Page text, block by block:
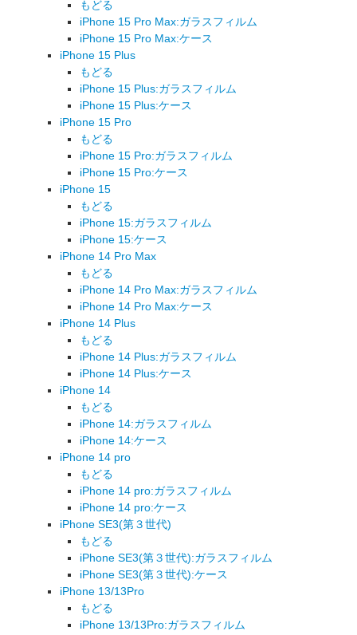
もどる
iPhone 15 Pro Max:ガラスフィルム
iPhone 15 Pro Max:ケース
iPhone 15 Plus
もどる
iPhone 15 Plus:ガラスフィルム
iPhone 15 Plus:ケース
iPhone 15 Pro
もどる
iPhone 15 Pro:ガラスフィルム
iPhone 15 Pro:ケース
iPhone 15
もどる
iPhone 15:ガラスフィルム
iPhone 15:ケース
iPhone 14 Pro Max
もどる
iPhone 14 Pro Max:ガラスフィルム
iPhone 14 Pro Max:ケース
iPhone 14 Plus
もどる
iPhone 14 Plus:ガラスフィルム
iPhone 14 Plus:ケース
iPhone 14
もどる
iPhone 14:ガラスフィルム
iPhone 14:ケース
iPhone 14 pro
もどる
iPhone 14 pro:ガラスフィルム
iPhone 14 pro:ケース
iPhone SE3(第３世代)
もどる
iPhone SE3(第３世代):ガラスフィルム
iPhone SE3(第３世代):ケース
iPhone 13/13Pro
もどる
iPhone 13/13Pro:ガラスフィルム